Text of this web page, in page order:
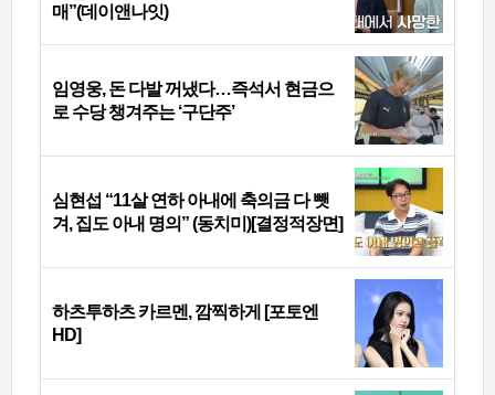
매”(데이앤나잇)
임영웅, 돈 다발 꺼냈다…즉석서 현금으
로 수당 챙겨주는 ‘구단주’
심현섭 “11살 연하 아내에 축의금 다 뺏
겨, 집도 아내 명의” (동치미)[결정적장면]
하츠투하츠 카르멘, 깜찍하게 [포토엔
HD]